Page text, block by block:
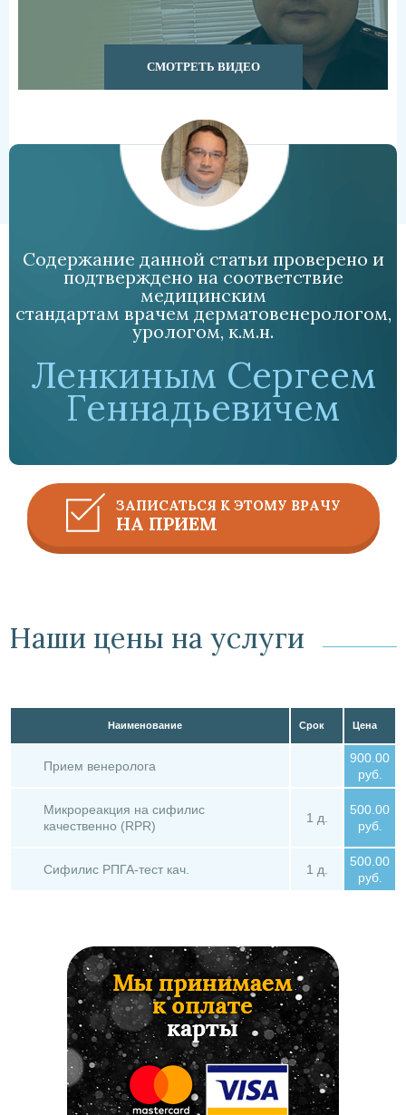
СМОТРЕТЬ ВИДЕО
Содержание данной статьи проверено и
подтверждено на соответствие
медицинским
стандартам врачем дерматовенерологом,
урологом, к.м.н.
Ленкиным Сергеем
Геннадьевичем
ЗАПИСАТЬСЯ К ЭТОМУ ВРАЧУ
НА ПРИЕМ
Наши цены на услуги
Наименование Срок Цена
Прием венеролога
900.00
руб.
Микрореакция на сифилис
качественно (RPR)
1 д.
500.00
руб.
Сифилис РПГА-тест кач. 1 д.
500.00
руб.